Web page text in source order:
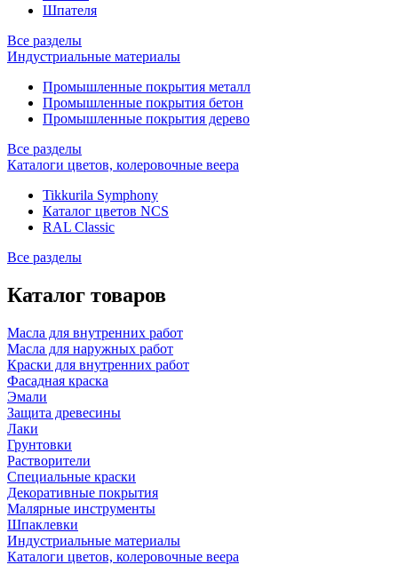
Шпателя
Все разделы
Индустриальные материалы
Промышленные покрытия металл
Промышленные покрытия бетон
Промышленные покрытия дерево
Все разделы
Каталоги цветов, колеровочные веера
Tikkurila Symphony
Каталог цветов NCS
RAL Classic
Все разделы
Каталог товаров
Масла для внутренних работ
Масла для наружных работ
Краски для внутренних работ
Фасадная краска
Эмали
Защита древесины
Лаки
Грунтовки
Растворители
Специальные краски
Декоративные покрытия
Малярные инструменты
Шпаклевки
Индустриальные материалы
Каталоги цветов, колеровочные веера